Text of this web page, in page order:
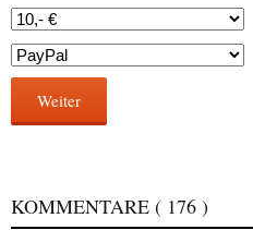
Weiter
KOMMENTARE ( 176 )